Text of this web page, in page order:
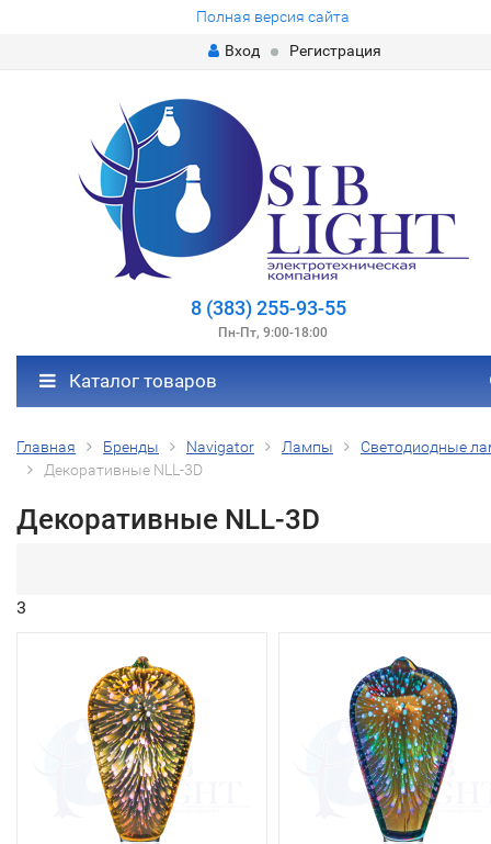
Полная версия сайта
Вход
Регистрация
8 (383) 255-93-55
Пн-Пт, 9:00-18:00
Каталог товаров
Главная Бренды Navigator Лампы
Светодиодные
Декоративные NLL-3D
Декоративные NLL-3D
3